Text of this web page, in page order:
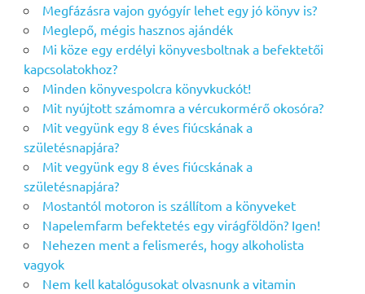
Megfázásra vajon gyógyír lehet egy jó könyv is?
Meglepő, mégis hasznos ajándék
Mi köze egy erdélyi könyvesboltnak a befektetői
kapcsolatokhoz?
Minden könyvespolcra könyvkuckót!
Mit nyújtott számomra a vércukormérő okosóra?
Mit vegyünk egy 8 éves fiúcskának a
születésnapjára?
Mit vegyünk egy 8 éves fiúcskának a
születésnapjára?
Mostantól motoron is szállítom a könyveket
Napelemfarm befektetés egy virágföldön? Igen!
Nehezen ment a felismerés, hogy alkoholista
vagyok
Nem kell katalógusokat olvasnunk a vitamin